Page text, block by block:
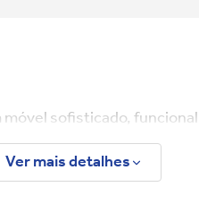
sofisticado,
Com design
Ver mais detalhes